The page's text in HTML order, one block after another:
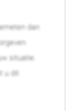
dan
situatie.
u dit